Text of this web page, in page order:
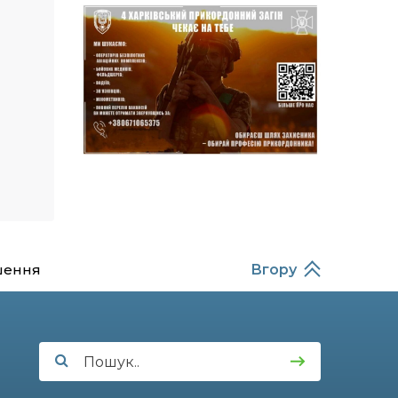
14:37
21 лип
Захищав кордон до
останнього подиху:
пам’яті полеглого
прикордонника
Олександра Кичаня
(ВІДЕО)
11:28
Від штанги до «крил»: як
спорт і характер
громада втратила 27-
11:00
19 лип
Музей, який був частиною
Вгору